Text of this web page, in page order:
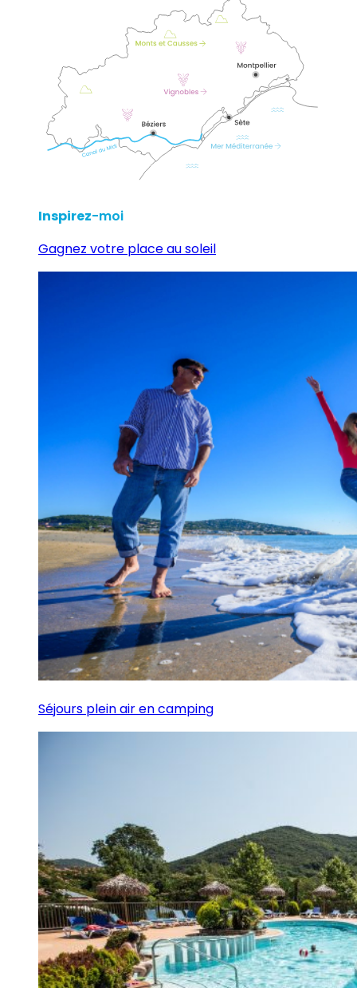
Inspirez-moi
Gagnez votre place au soleil
Séjours plein air en camping